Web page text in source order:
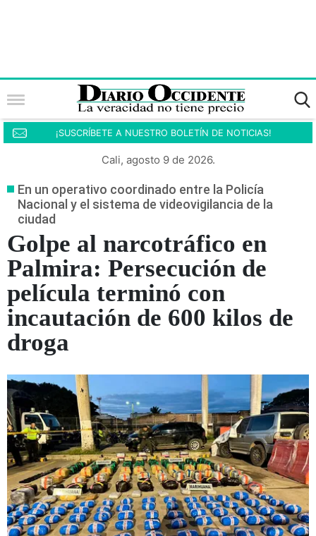
¡SUSCRÍBETE A NUESTRO BOLETÍN DE NOTICIAS!
Cali, agosto 9 de 2026.
En un operativo coordinado entre la Policía
Nacional y el sistema de videovigilancia de la
ciudad
Golpe al narcotráfico en
Palmira: Persecución de
película terminó con
incautación de 600 kilos de
droga